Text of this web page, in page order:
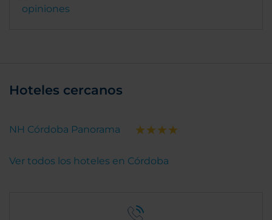
opiniones
Hoteles cercanos
NH Córdoba Panorama
Ver todos los hoteles en Córdoba